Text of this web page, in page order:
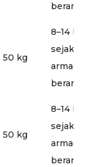
50 kg
8–14 hari
sejak
armada
50 kg
8–14 hari
sejak
armada